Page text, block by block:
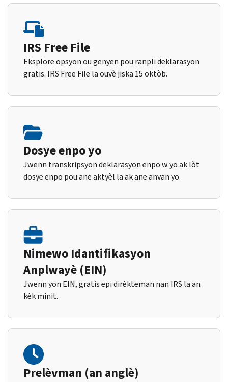
IRS Free File
Eksplore opsyon ou genyen pou ranpli deklarasyon
gratis. IRS Free File la ouvè jiska 15 oktòb.
Dosye enpo yo
Jwenn transkripsyon deklarasyon enpo w yo ak lòt
dosye enpo pou ane aktyèl la ak ane anvan yo.
Nimewo Idantifikasyon
Anplwayè (EIN)
Jwenn yon EIN, gratis epi dirèkteman nan IRS la an
kèk minit.
Prelèvman (an anglè)